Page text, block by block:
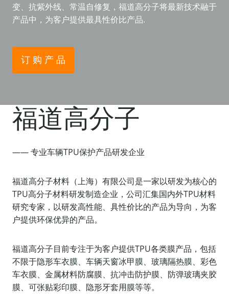
变、抗紫外线、常温自修复，福道高分子将最新技术融于
产品中，为客户提供最具性价比产品.
订 购 产 品
福道高分子
—— 专业车辆TPU保护产品研发企业
福道高分子材料（上海）有限公司是一家以研发为核心的
TPU高分子材料研发制造企业，公司汇集国内外TPU材料
研究专家，以研发高性能、具性价比的产品为导向，为客
户提供环保优异的产品。
福道高分子目前专注于为客户提供TPU各类膜产品，包括
不限于隐形车衣膜、车辆天窗冰甲膜、玻璃隔热膜、彩色
车衣膜、金属材料防腐膜、抗冲击防护膜、防弹玻璃夹胶
膜、可张贴彩印膜、隐形牙套用膜等等。